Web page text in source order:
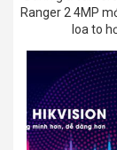
Ranger 2 4MP
loa to